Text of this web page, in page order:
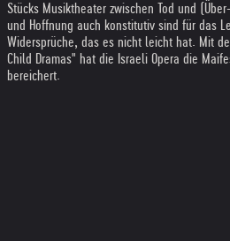
Stücks Musiktheater zwischen Tod und
und Hoffnung auch konstitutiv sind für das
Widersprüche, das es nicht leicht hat. Mit
Child Dramas" hat die Israeli Opera die
bereichert.